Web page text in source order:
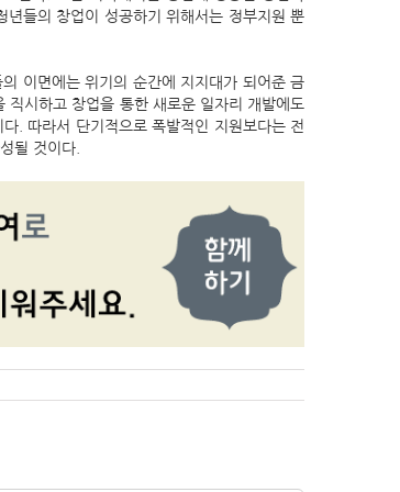
들의 창업이 성공하기 위해서는 정부지원 뿐
이면에는 위기의 순간에 지지대가 되어준 금
직시하고 창업을 통한 새로운 일자리 개발에도
. 따라서 단기적으로 폭발적인 지원보다는 전
될 것이다.